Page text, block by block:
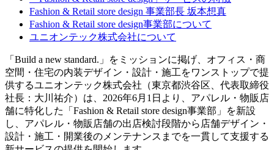
Index
サービス開始の背景
「Fashion & Retail store design」サービスの特徴
Fashion & Retail store design 事業部長 坂本想真
Fashion & Retail store design事業部について
ユニオンテック株式会社について